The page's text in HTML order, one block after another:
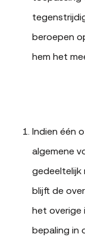
beroepen
hem het
Indien één
algemene
gedeeltelijk
blijft de
het overige
bepaling in